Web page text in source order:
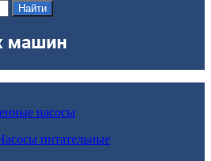
насосы
питательные